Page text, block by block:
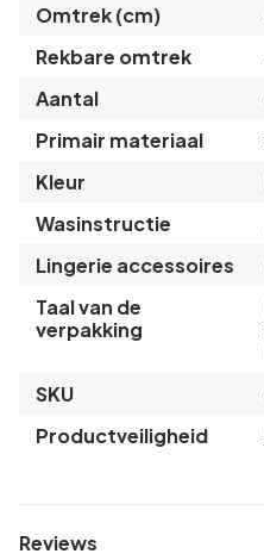
Omtrek (cm)
Rekbare omtrek
Aantal
Primair materiaal
Kleur
Wasinstructie
Lingerie accessoires
Taal van de
verpakking
SKU
Productveiligheid
Reviews